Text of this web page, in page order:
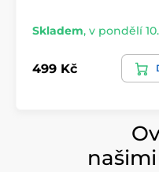
Skladem, v pondělí
499 Kč